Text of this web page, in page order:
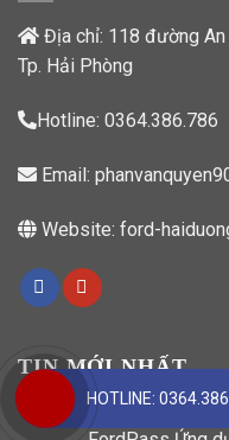
Địa chỉ: 118 đường An
Tp. Hải Phòng
Hotline: 0364.386.786
Email:
Website: ford-
TIN MỚI NHẤT
HOTLINE: